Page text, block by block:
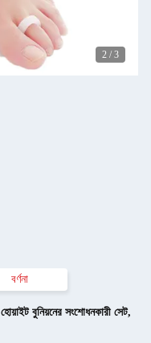
2 / 3
বর্ণনা
হোয়াইট বুনিয়নের সংশোধনকারী সেট,